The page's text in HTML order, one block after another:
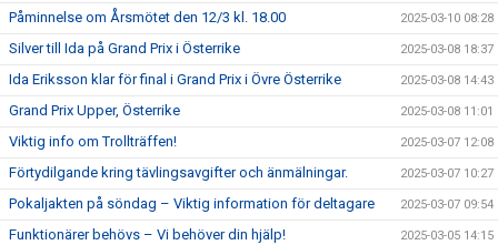
Påminnelse om Årsmötet den 12/3 kl. 18.00 2025-03-10 08:28
Silver till Ida på Grand Prix i Österrike 2025-03-08 18:37
Ida Eriksson klar för final i Grand Prix i Övre Österrike 2025-03-08 14:43
Grand Prix Upper, Österrike 2025-03-08 11:01
Viktig info om Trollträffen! 2025-03-07 12:08
Förtydilgande kring tävlingsavgifter och änmälningar. 2025-03-07 10:27
Pokaljakten på söndag – Viktig information för deltagare 2025-03-07 09:54
Funktionärer behövs – Vi behöver din hjälp! 2025-03-05 14:15